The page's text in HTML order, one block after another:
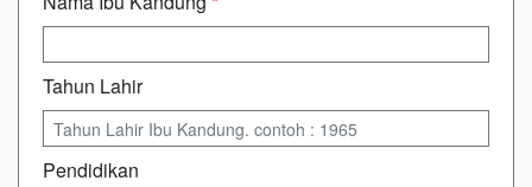
Tahun Lahir
Pendidikan